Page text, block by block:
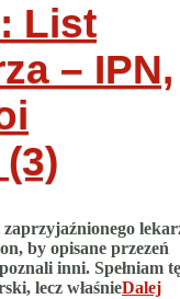
List
– IPN,
by opisane przezeń
inni. Spełniam tę
lecz właśnieDalej